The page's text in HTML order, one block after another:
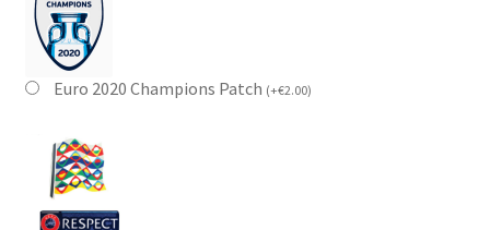
Euro 2020 Champions Patch (+€2.00)